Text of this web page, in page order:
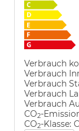
Verbrauch
Verbrauch
Verbrauch
Verbrauch
Verbrauch
CO2-
CO2-Klasse: C